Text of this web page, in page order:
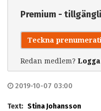
Premium -
Teckna
Redan medlem?
2019-10-07 03:00
Text: Stina Johansson